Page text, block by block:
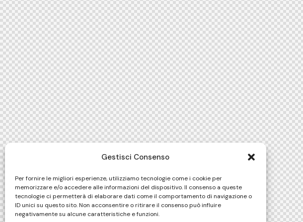
Gestisci Consenso
Per fornire le migliori esperienze, utilizziamo tecnologie come i cookie per
memorizzare e/o accedere alle informazioni del dispositivo. Il consenso a queste
tecnologie ci permetterà di elaborare dati come il comportamento di navigazione o
ID unici su questo sito. Non acconsentire o ritirare il consenso può influire
negativamente su alcune caratteristiche e funzioni.